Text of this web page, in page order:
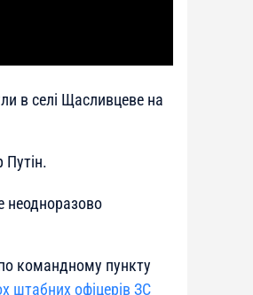
в селі Щасливцеве на
Путін.
неодноразово
командному пункту
штабних офіцерів ЗС